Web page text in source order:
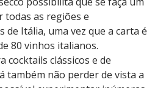
as regiões e
de Itália, uma vez que a carta é
80 vinhos italianos.
cocktails clássicos e de
também não perder de vista a